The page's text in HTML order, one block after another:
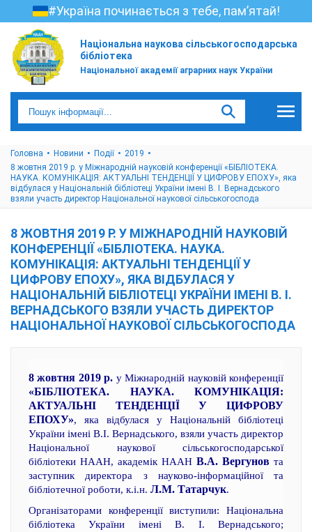
#Україна починається з тебе, пам’ятай!
Національна наукова сільськогосподарська
бібліотека
Національної академії аграрних наук України
Головна Новини Події
2019
8 жовтня 2019 р. у Міжнародній науковій конференції «БІБЛІОТЕКА.
НАУКА. КОМУНІКАЦІЯ: АКТУАЛЬНІ ТЕНДЕНЦІЇ У ЦИФРОВУ ЕПОХУ», яка
відбулася у Національній бібліотеці України імені В. І. Вернадського
взяли участь директор Національної наукової сільськогоспода
8 ЖОВТНЯ 2019 Р. У МІЖНАРОДНІЙ НАУКОВІЙ
КОНФЕРЕНЦІЇ «БІБЛІОТЕКА. НАУКА.
КОМУНІКАЦІЯ: АКТУАЛЬНІ ТЕНДЕНЦІЇ У
ЦИФРОВУ ЕПОХУ», ЯКА ВІДБУЛАСЯ У
НАЦІОНАЛЬНІЙ БІБЛІОТЕЦІ УКРАЇНИ ІМЕНІ В. І.
ВЕРНАДСЬКОГО ВЗЯЛИ УЧАСТЬ ДИРЕКТОР
НАЦІОНАЛЬНОЇ НАУКОВОЇ СІЛЬСЬКОГОСПОДА
8 жовтня 2019 р. у Міжнародній науковій конференції
«БІБЛІОТЕКА. НАУКА. КОМУНІКАЦІЯ:
АКТУАЛЬНІ ТЕНДЕНЦІЇ У ЦИФРОВУ
ЕПОХУ», яка відбулася у Національній бібліотеці
України імені В.І. Вернадського, взяли участь директор
Національної наукової сільськогосподарської
бібліотеки НААН, академік НААН В.А. Вергунов та
заступник директора з науково-інформаційної та
бібліотечної роботи, к.і.н. Л.М. Татарчук.
Організаторами конференції виступили: Національна
бібліотека України імені В. І. Вернадського;